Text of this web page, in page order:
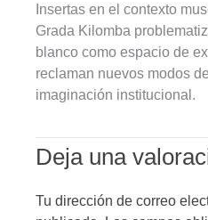
Insertas en el contexto
Grada Kilomba
blanco como espacio de
reclaman nuevos modos
imaginación institucional.
Deja una
Tu dirección de correo